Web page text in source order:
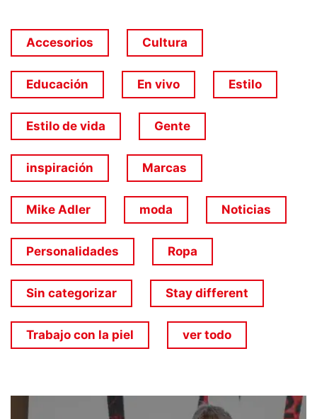
Accesorios Cultura
Educación En vivo Estilo
Estilo de vida Gente
inspiración Marcas
Mike Adler moda Noticias
Personalidades Ropa
Sin categorizar Stay different
Trabajo con la piel ver todo